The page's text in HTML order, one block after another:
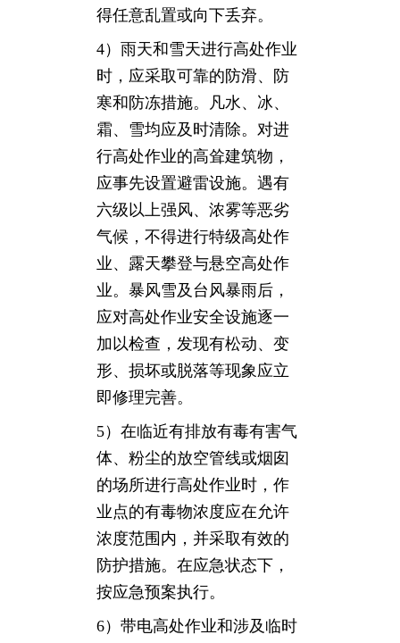
得任意乱置或向下丢弃。
4）雨天和雪天进行高处作业
时，应采取可靠的防滑、防
寒和防冻措施。凡水、冰、
霜、雪均应及时清除。对进
行高处作业的高耸建筑物，
应事先设置避雷设施。遇有
六级以上强风、浓雾等恶劣
气候，不得进行特级高处作
业、露天攀登与悬空高处作
业。暴风雪及台风暴雨后，
应对高处作业安全设施逐一
加以检查，发现有松动、变
形、损坏或脱落等现象应立
即修理完善。
5）在临近有排放有毒有害气
体、粉尘的放空管线或烟囱
的场所进行高处作业时，作
业点的有毒物浓度应在允许
浓度范围内，并采取有效的
防护措施。在应急状态下，
按应急预案执行。
6）带电高处作业和涉及临时